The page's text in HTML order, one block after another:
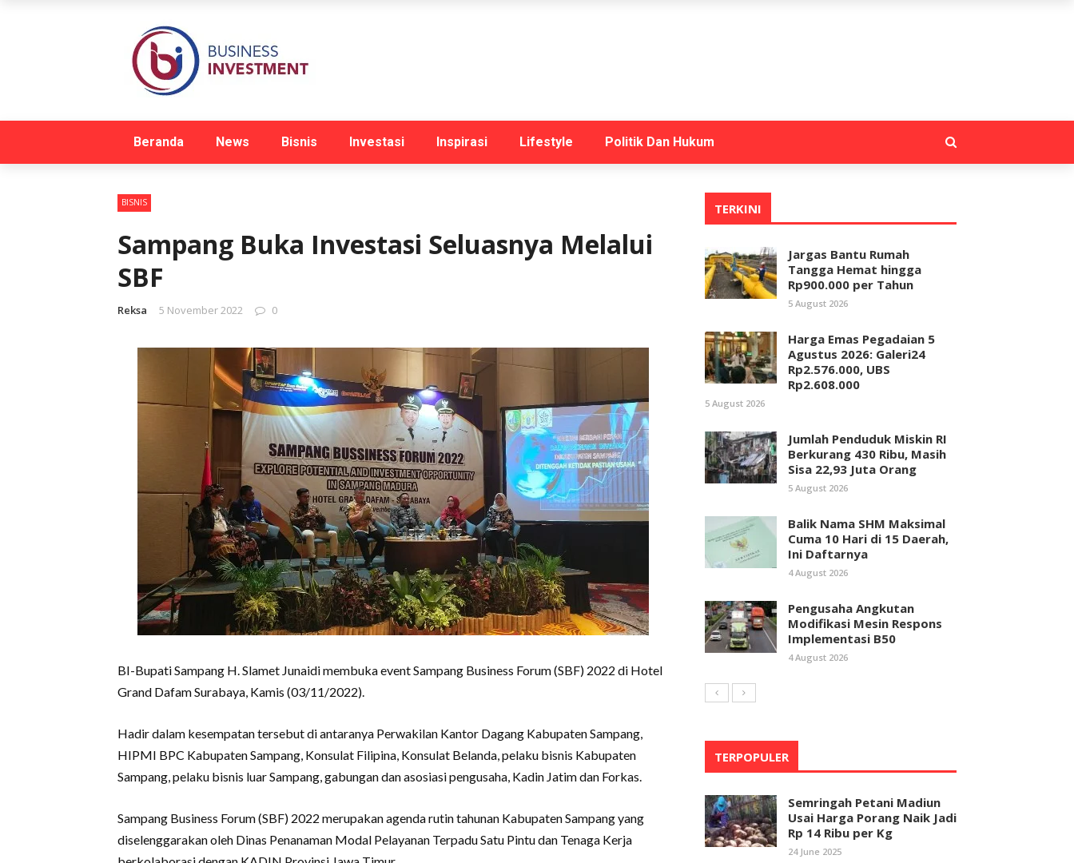
Beranda News Bisnis Investasi Inspirasi Lifestyle Politik Dan Hukum
BISNIS
Sampang Buka Investasi Seluasnya Melalui
SBF
Reksa 5 November 2022 0
BI-Bupati Sampang H. Slamet Junaidi membuka event Sampang Business Forum (SBF) 2022 di Hotel
Grand Dafam Surabaya, Kamis (03/11/2022).
Hadir dalam kesempatan tersebut di antaranya Perwakilan Kantor Dagang Kabupaten Sampang,
HIPMI BPC Kabupaten Sampang, Konsulat Filipina, Konsulat Belanda, pelaku bisnis Kabupaten
Sampang, pelaku bisnis luar Sampang, gabungan dan asosiasi pengusaha, Kadin Jatim dan Forkas.
Sampang Business Forum (SBF) 2022 merupakan agenda rutin tahunan Kabupaten Sampang yang
diselenggarakan oleh Dinas Penanaman Modal Pelayanan Terpadu Satu Pintu dan Tenaga Kerja
TERKINI
Jargas Bantu Rumah
Tangga Hemat hingga
Rp900.000 per Tahun
5 August 2026
Harga Emas Pegadaian 5
Agustus 2026: Galeri24
Rp2.576.000, UBS
Rp2.608.000
5 August 2026
Jumlah Penduduk Miskin RI
Berkurang 430 Ribu, Masih
Sisa 22,93 Juta Orang
5 August 2026
Balik Nama SHM Maksimal
Cuma 10 Hari di 15 Daerah,
Ini Daftarnya
4 August 2026
Pengusaha Angkutan
Modifikasi Mesin Respons
Implementasi B50
4 August 2026
TERPOPULER
Semringah Petani Madiun
Usai Harga Porang Naik Jadi
Rp 14 Ribu per Kg
24 June 2025